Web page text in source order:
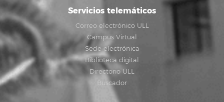
Servicios telemáticos
Correo electrónico ULL
Campus Virtual
Sede electrónica
Biblioteca digital
Directorio ULL
Buscador